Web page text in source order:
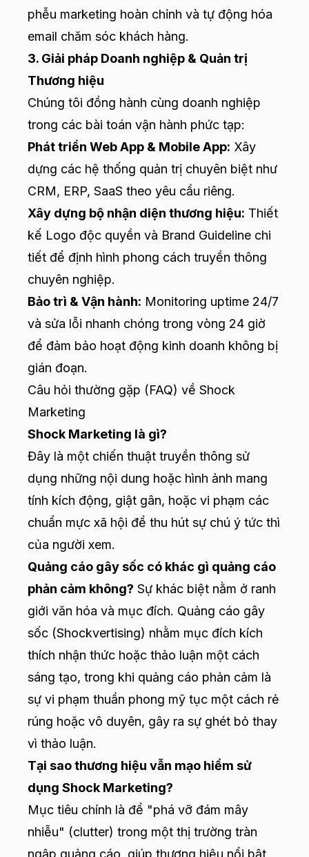
phễu marketing hoàn chỉnh và tự động hóa
email chăm sóc khách hàng.
3. Giải pháp Doanh nghiệp & Quản trị
Thương hiệu
Chúng tôi đồng hành cùng doanh nghiệp
trong các bài toán vận hành phức tạp:
Phát triển Web App & Mobile App: Xây
dựng các hệ thống quản trị chuyên biệt như
CRM, ERP, SaaS theo yêu cầu riêng.
Xây dựng bộ nhận diện thương hiệu: Thiết
kế Logo độc quyền và Brand Guideline chi
tiết để định hình phong cách truyền thông
chuyên nghiệp.
Bảo trì & Vận hành: Monitoring uptime 24/7
và sửa lỗi nhanh chóng trong vòng 24 giờ
để đảm bảo hoạt động kinh doanh không bị
gián đoạn.
Câu hỏi thường gặp (FAQ) về Shock
Marketing
Shock Marketing là gì?
Đây là một chiến thuật truyền thông sử
dụng những nội dung hoặc hình ảnh mang
tính kích động, giật gân, hoặc vi phạm các
chuẩn mực xã hội để thu hút sự chú ý tức thì
của người xem.
Quảng cáo gây sốc có khác gì quảng cáo
phản cảm không? Sự khác biệt nằm ở ranh
giới văn hóa và mục đích. Quảng cáo gây
sốc (Shockvertising) nhằm mục đích kích
thích nhận thức hoặc thảo luận một cách
sáng tạo, trong khi quảng cáo phản cảm là
sự vi phạm thuần phong mỹ tục một cách rẻ
rúng hoặc vô duyên, gây ra sự ghét bỏ thay
vì thảo luận.
Tại sao thương hiệu vẫn mạo hiểm sử
dụng Shock Marketing?
Mục tiêu chính là để "phá vỡ đám mây
nhiễu" (clutter) trong một thị trường tràn
ngập quảng cáo, giúp thương hiệu nổi bật